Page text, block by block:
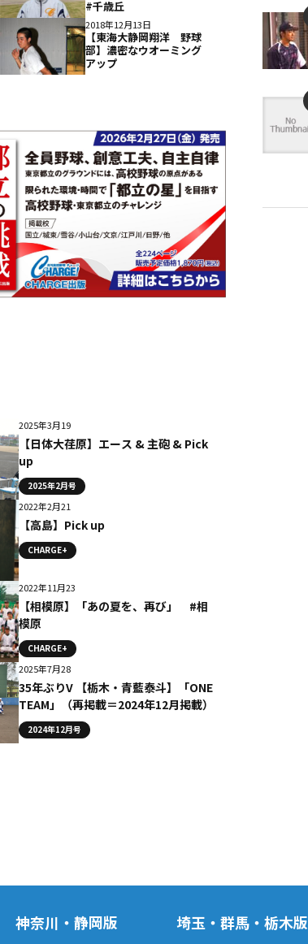
#千歳丘
2018年12月13日
【東海大静岡翔洋 野球
部】濃密なウオーミング
アップ
2025年3月19
【日体大荏原】エース & 主砲 & Pick
up
2025年2月号
2022年2月21
【高島】Pick up
CHARGE+
2022年11月23
【相模原】「あの夏を、再び」 #相
模原
CHARGE+
2025年7月28
35年ぶりV 【栃木・青藍泰斗】「ONE
TEAM」（再掲載＝2024年12月掲載）
2024年12月号
神奈川・静岡版 埼玉・群馬・栃木版